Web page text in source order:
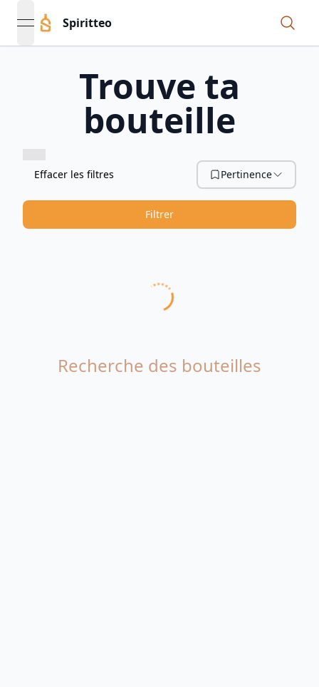
open navigation menu
Spiritteo
Trouve ta
bouteille
Effacer les filtres Pertinence
Filtrer
Recherche des bouteilles